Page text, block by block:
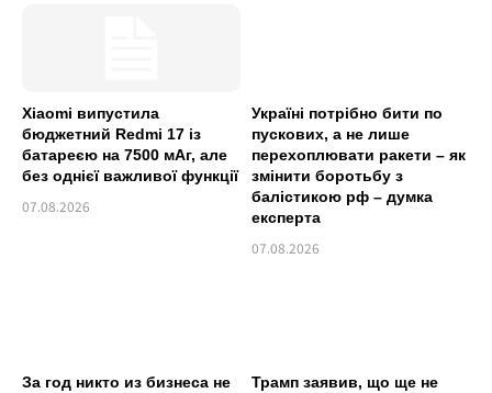
Xiaomi випустила
бюджетний Redmi 17 із
батареєю на 7500 мАг, але
без однієї важливої функції
07.08.2026
Україні потрібно бити по
пускових, а не лише
перехоплювати ракети – як
змінити боротьбу з
балістикою рф – думка
експерта
07.08.2026
За год никто из бизнеса не
Трамп заявив, що ще не